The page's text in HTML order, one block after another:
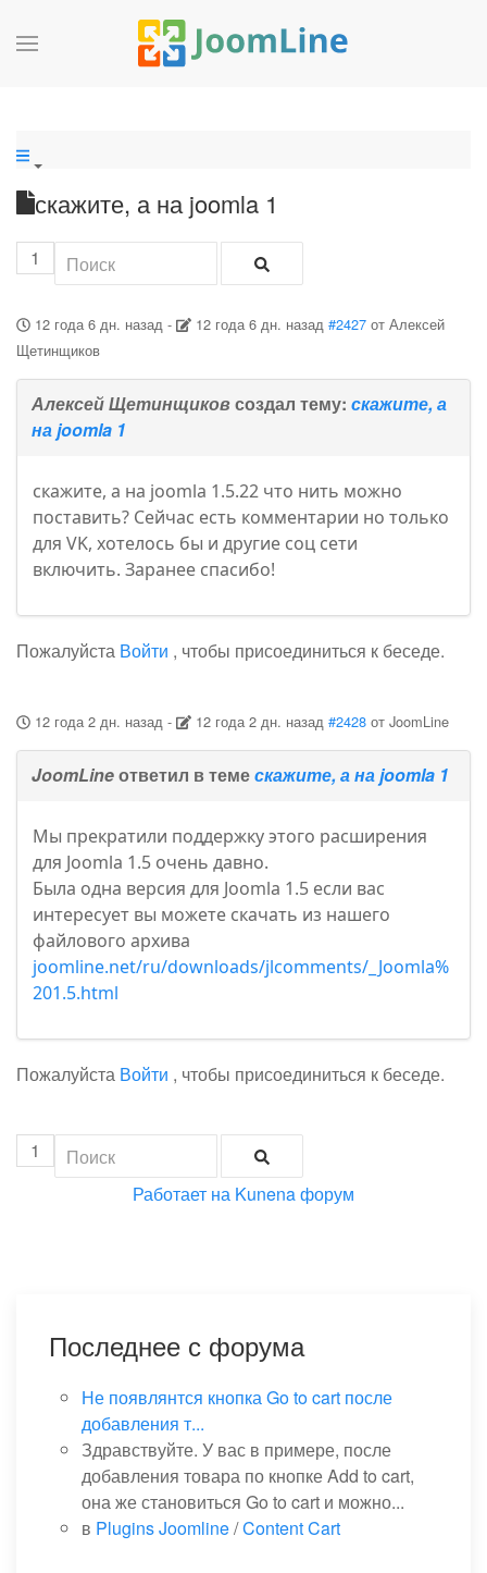
скажите, а на joomla 1
1
12 года 6 дн. назад- 12 года 6 дн. назад #2427 отАлексей
Щетинщиков
Алексей Щетинщиковсоздал тему: скажите, а
на joomla 1
скажите, а на joomla 1.5.22 что нить можно
поставить? Сейчас есть комментарии но только
для VK, хотелось бы и другие соц сети
включить. Заранее спасибо!
Пожалуйста Войти , чтобы присоединиться к беседе.
12 года 2 дн. назад- 12 года 2 дн. назад #2428 отJoomLine
JoomLineответил в темескажите, а на joomla 1
Мы прекратили поддержку этого расширения
для Joomla 1.5 очень давно.
Была одна версия для Joomla 1.5 если вас
интересует вы можете скачать из нашего
файлового архива
joomline.net/ru/downloads/jlcomments/_Joomla%
201.5.html
Пожалуйста Войти , чтобы присоединиться к беседе.
1
Работает на Kunena форум
Последнее с форума
Не появлянтся кнопка Go to cart после
добавления т...
Здравствуйте. У вас в примере, после
добавления товара по кнопке Add to cart,
она же становиться Go to cart и можно...
в Plugins Joomline/Content Cart